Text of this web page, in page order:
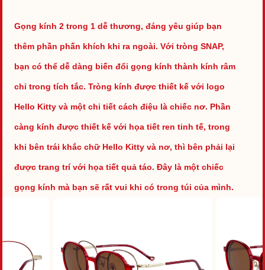
Gọng kính 2 trong 1 dễ thương, đáng yêu giúp bạn
thêm phần phấn khích khi ra ngoài. Với tròng SNAP,
bạn có thể dễ dàng biến đổi gọng kính thành kính râm
chỉ trong tích tắc. Tròng kính được thiết kế với logo
Hello Kitty và một chi tiết cách điệu là chiếc nơ. Phần
càng kính được thiết kế với họa tiết ren tinh tế, trong
khi bên trái khắc chữ Hello Kitty và nơ, thì bên phải lại
được trang trí với họa tiết quả táo. Đây là một chiếc
gọng kính mà bạn sẽ rất vui khi có trong túi của mình.